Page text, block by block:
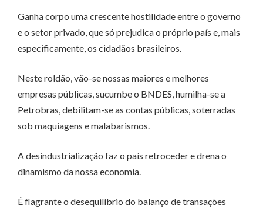
Ganha corpo uma crescente hostilidade entre o governo
e o setor privado, que só prejudica o próprio país e, mais
especificamente, os cidadãos brasileiros.
Neste roldão, vão-se nossas maiores e melhores
empresas públicas, sucumbe o BNDES, humilha-se a
Petrobras, debilitam-se as contas públicas, soterradas
sob maquiagens e malabarismos.
A desindustrialização faz o país retroceder e drena o
dinamismo da nossa economia.
É flagrante o desequilíbrio do balanço de transações